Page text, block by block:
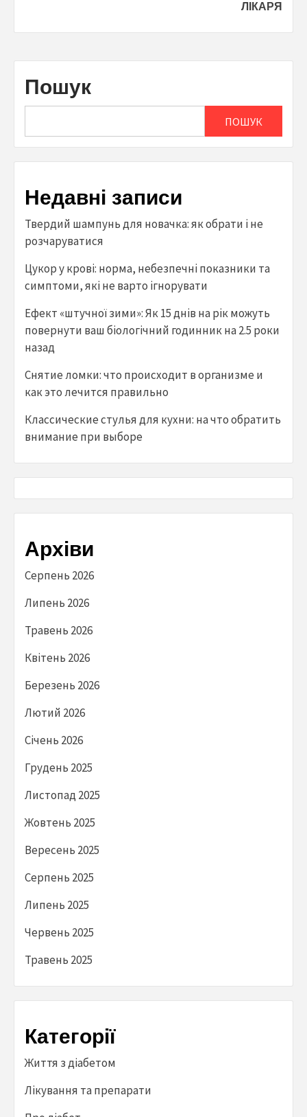
ЛІКАРЯ
Пошук
ПОШУК
Недавні записи
Твердий шампунь для новачка: як обрати і не
розчаруватися
Цукор у крові: норма, небезпечні показники та
симптоми, які не варто ігнорувати
Ефект «штучної зими»: Як 15 днів на рік можуть
повернути ваш біологічний годинник на 2.5 роки
назад
Снятие ломки: что происходит в организме и
как это лечится правильно
Классические стулья для кухни: на что обратить
внимание при выборе
Архіви
Серпень 2026
Липень 2026
Травень 2026
Квітень 2026
Березень 2026
Лютий 2026
Січень 2026
Грудень 2025
Листопад 2025
Жовтень 2025
Вересень 2025
Серпень 2025
Липень 2025
Червень 2025
Травень 2025
Категорії
Життя з діабетом
Лікування та препарати